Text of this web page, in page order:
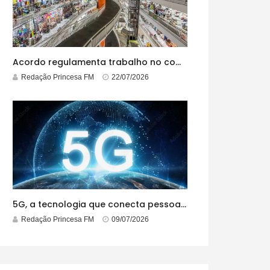
Acordo regulamenta trabalho no comércio em feriados
Redação Princesa FM 22/07/2026
5G, a tecnologia que conecta pessoas e tudo o que está ao redor
Redação Princesa FM 09/07/2026